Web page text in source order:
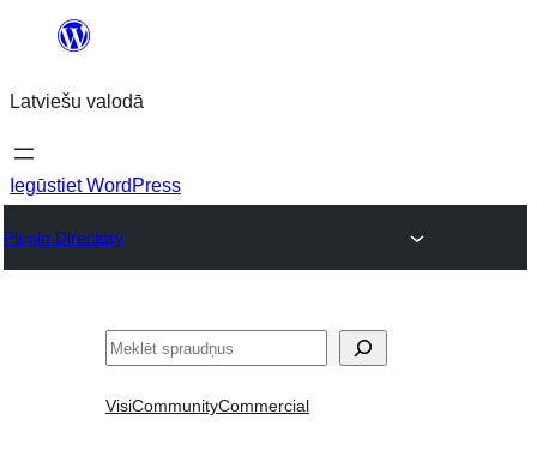
Pāriet
saturu
Latviešu valodā
Iegūstiet WordPress
Plugin Directory
Meklēt
VisiCommunityCommercial